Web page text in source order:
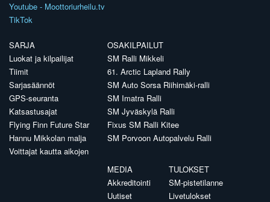
Youtube - Moottoriurheilu.tv
TikTok
SARJA
Luokat ja kilpailijat
Tiimit
Sarjasäännöt
GPS-seuranta
Katsastusajat
Flying Finn Future Star
Hannu Mikkolan malja
Voittajat kautta aikojen
OSAKILPAILUT
SM Ralli Mikkeli
61. Arctic Lapland Rally
SM Auto Sorsa Riihimäki-ralli
SM Imatra Ralli
SM Jyväskylä Ralli
Fixus SM Ralli Kitee
SM Porvoon Autopalvelu Ralli
MEDIA
Akkreditointi
Uutiset
TULOKSET
SM-pistetilanne
Livetulokset